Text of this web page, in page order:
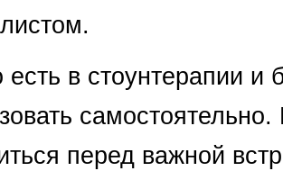
есть в стоунтерапии
перед важной